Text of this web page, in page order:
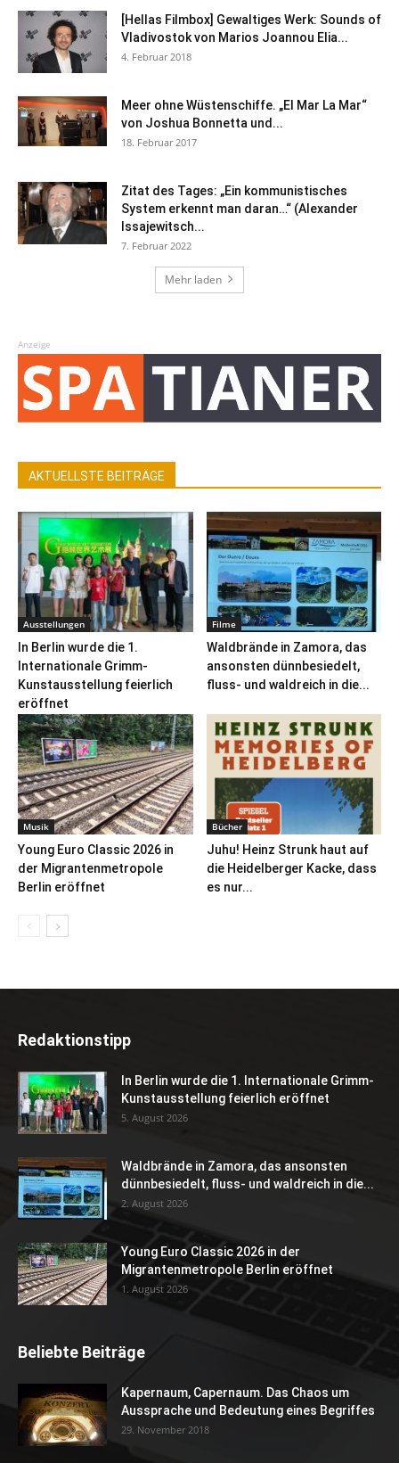
[Hellas Filmbox] Gewaltiges Werk: Sounds of
Vladivostok von Marios Joannou Elia...
4. Februar 2018
Meer ohne Wüstenschiffe. „El Mar La Mar“
von Joshua Bonnetta und...
18. Februar 2017
Zitat des Tages: „Ein kommunistisches
System erkennt man daran…“ (Alexander
Issajewitsch...
7. Februar 2022
Mehr laden
Anzeige
AKTUELLSTE BEITRÄGE
Ausstellungen
In Berlin wurde die 1.
Internationale Grimm-
Kunstausstellung feierlich
eröffnet
Filme
Waldbrände in Zamora, das
ansonsten dünnbesiedelt,
fluss- und waldreich in die...
Musik
Young Euro Classic 2026 in
der Migrantenmetropole
Berlin eröffnet
Bücher
Juhu! Heinz Strunk haut auf
die Heidelberger Kacke, dass
es nur...
Redaktionstipp
In Berlin wurde die 1. Internationale Grimm-
Kunstausstellung feierlich eröffnet
5. August 2026
Waldbrände in Zamora, das ansonsten
dünnbesiedelt, fluss- und waldreich in die...
2. August 2026
Young Euro Classic 2026 in der
Migrantenmetropole Berlin eröffnet
1. August 2026
Beliebte Beiträge
Kapernaum, Capernaum. Das Chaos um
Aussprache und Bedeutung eines Begriffes
29. November 2018